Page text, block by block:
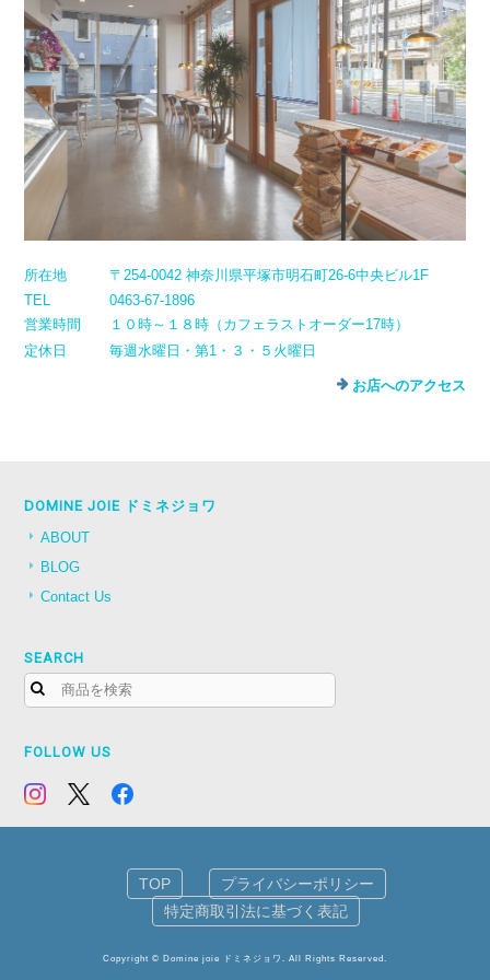
所在地
〒254-0042 神奈川県平塚市明石町26-6中央ビル1F
TEL
0463-67-1896
営業時間
１０時～１８時（カフェラストオーダー17時）
定休日
毎週水曜日・第1・３・５火曜日
お店へのアクセス
DOMINE JOIE ドミネジョワ
ABOUT
BLOG
Contact Us
SEARCH
FOLLOW US
TOP
プライバシーポリシー
特定商取引法に基づく表記
Copyright © Domine joie ドミネジョワ. All Rights Reserved.